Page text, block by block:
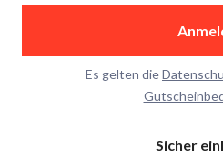
Es gelten die
Sicher